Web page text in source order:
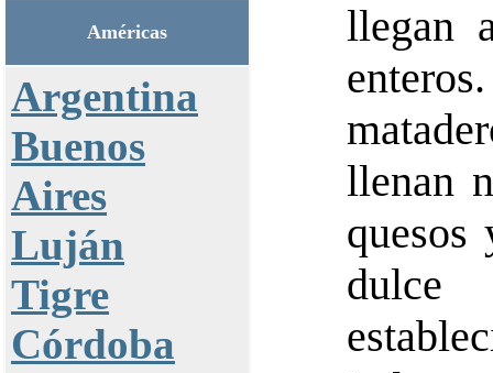
Américas
Argentina
Buenos
Aires
Luján
Tigre
Córdoba
llegan
llenan
dulce